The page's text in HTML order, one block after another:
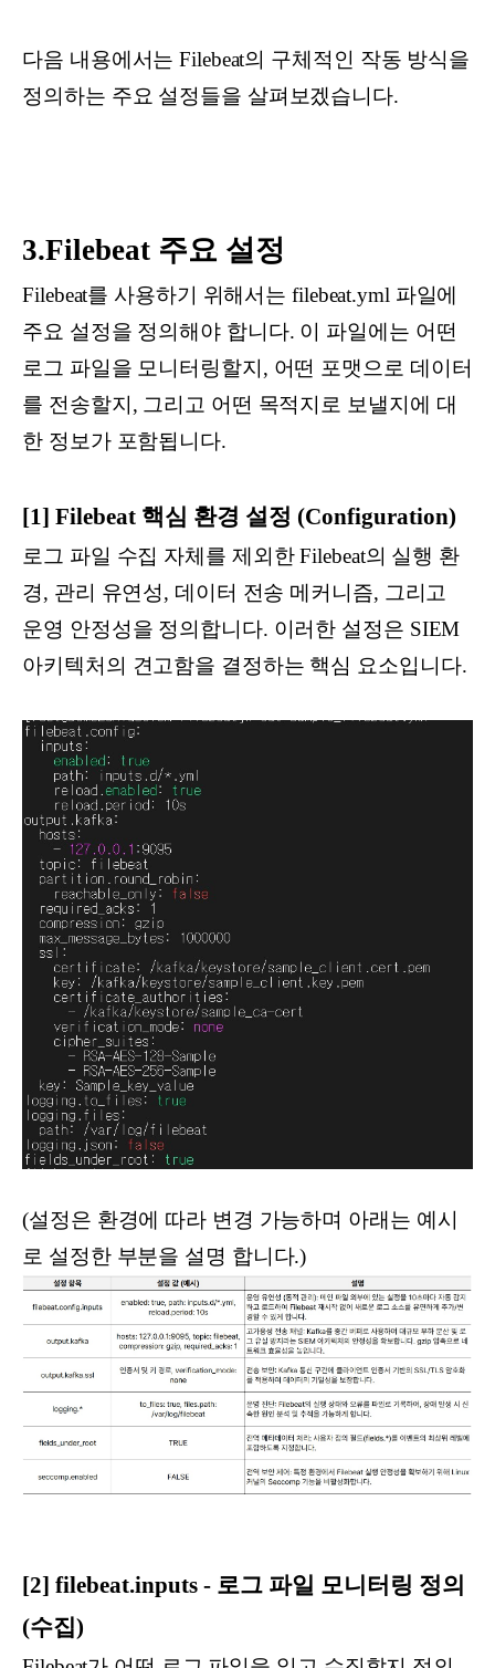
다음 내용에서는 Filebeat의 구체적인 작동 방식을
정의하는 주요 설정들을 살펴보겠습니다.
3.Filebeat 주요 설정
Filebeat를 사용하기 위해서는 filebeat.yml 파일에
주요 설정을 정의해야 합니다. 이 파일에는 어떤
로그 파일을 모니터링할지, 어떤 포맷으로 데이터
를 전송할지, 그리고 어떤 목적지로 보낼지에 대
한 정보가 포함됩니다.
[1] Filebeat 핵심 환경 설정 (Configuration)
로그 파일 수집 자체를 제외한 Filebeat의 실행 환
경, 관리 유연성, 데이터 전송 메커니즘, 그리고
운영 안정성을 정의합니다. 이러한 설정은 SIEM
아키텍처의 견고함을 결정하는 핵심 요소입니다.
(설정은 환경에 따라 변경 가능하며 아래는 예시
로 설정한 부분을 설명 합니다.)
[2] filebeat.inputs - 로그 파일 모니터링 정의
(수집)